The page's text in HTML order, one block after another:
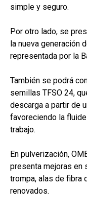
simple y seguro.
Por otro lado, se
la nueva generación
representada por la
También se podrá
semillas TFSO 24,
descarga a partir de
favoreciendo la
trabajo.
En pulverización,
presenta mejoras en
trompa, alas de fibra
renovados.